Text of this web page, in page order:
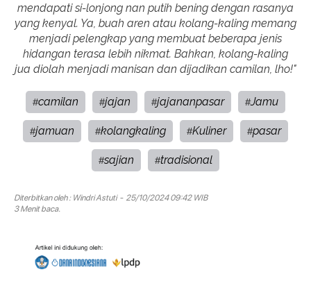
mendapati si-lonjong nan putih bening dengan rasanya
yang kenyal. Ya, buah aren atau kolang-kaling memang
menjadi pelengkap yang membuat beberapa jenis
hidangan terasa lebih nikmat. Bahkan, kolang-kaling
jua diolah menjadi manisan dan dijadikan camilan, lho!"
#camilan #jajan #jajananpasar #Jamu
#jamuan #kolangkaling #Kuliner #pasar
#sajian #tradisional
Diterbitkan oleh : Windri Astuti- 25/10/2024 09:42 WIB
3 Menit baca.